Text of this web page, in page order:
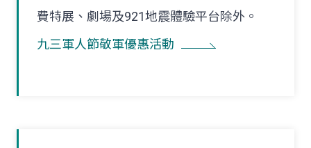
費特展、劇場及921地震體驗平台除外。
九三軍人節敬軍優惠活動